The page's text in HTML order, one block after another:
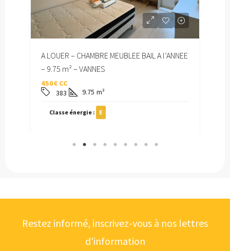
A LOUER – CHAMBRE MEUBLEE BAIL A l’ANNEE
– 9.75 m² – VANNES
450€ CC
383
9.75 m²
Classe énergie : E
Restez informé, inscrivez-vous à nos lettres
d'information